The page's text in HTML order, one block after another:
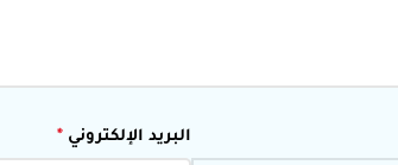
البريد الإلكتروني *